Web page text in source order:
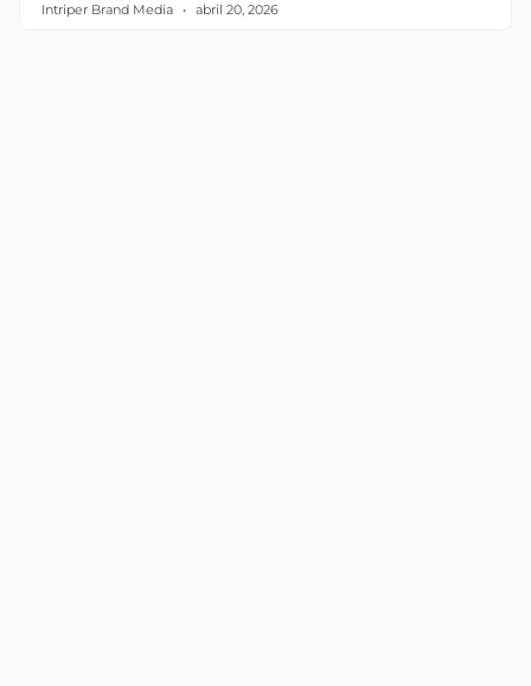
Intriper Brand Media abril 20, 2026